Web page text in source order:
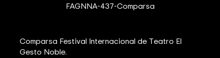
FAGNNA-437-Comparsa
Comparsa Festival Internacional de Teatro El
Gesto Noble.